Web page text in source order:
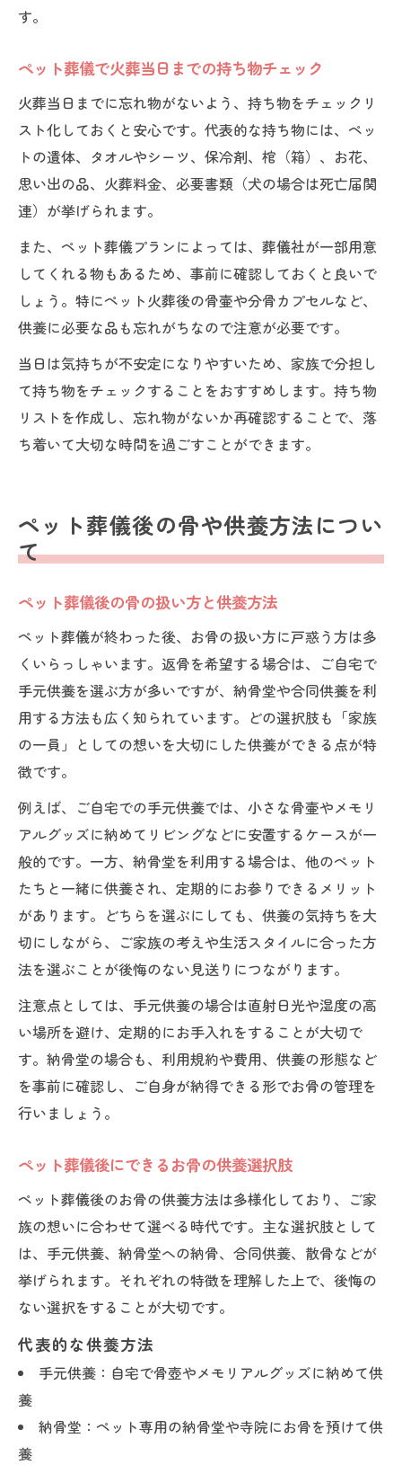
す。
ペット葬儀で火葬当日までの持ち物チェック
火葬当日までに忘れ物がないよう、持ち物をチェックリ
スト化しておくと安心です。代表的な持ち物には、ペッ
トの遺体、タオルやシーツ、保冷剤、棺（箱）、お花、
思い出の品、火葬料金、必要書類（犬の場合は死亡届関
連）が挙げられます。
また、ペット葬儀プランによっては、葬儀社が一部用意
してくれる物もあるため、事前に確認しておくと良いで
しょう。特にペット火葬後の骨壷や分骨カプセルなど、
供養に必要な品も忘れがちなので注意が必要です。
当日は気持ちが不安定になりやすいため、家族で分担し
て持ち物をチェックすることをおすすめします。持ち物
リストを作成し、忘れ物がないか再確認することで、落
ち着いて大切な時間を過ごすことができます。
ペット葬儀後の骨や供養方法につい
て
ペット葬儀後の骨の扱い方と供養方法
ペット葬儀が終わった後、お骨の扱い方に戸惑う方は多
くいらっしゃいます。返骨を希望する場合は、ご自宅で
手元供養を選ぶ方が多いですが、納骨堂や合同供養を利
用する方法も広く知られています。どの選択肢も「家族
の一員」としての想いを大切にした供養ができる点が特
徴です。
例えば、ご自宅での手元供養では、小さな骨壷やメモリ
アルグッズに納めてリビングなどに安置するケースが一
般的です。一方、納骨堂を利用する場合は、他のペット
たちと一緒に供養され、定期的にお参りできるメリット
があります。どちらを選ぶにしても、供養の気持ちを大
切にしながら、ご家族の考えや生活スタイルに合った方
法を選ぶことが後悔のない見送りにつながります。
注意点としては、手元供養の場合は直射日光や湿度の高
い場所を避け、定期的にお手入れをすることが大切で
す。納骨堂の場合も、利用規約や費用、供養の形態など
を事前に確認し、ご自身が納得できる形でお骨の管理を
行いましょう。
ペット葬儀後にできるお骨の供養選択肢
ペット葬儀後のお骨の供養方法は多様化しており、ご家
族の想いに合わせて選べる時代です。主な選択肢として
は、手元供養、納骨堂への納骨、合同供養、散骨などが
挙げられます。それぞれの特徴を理解した上で、後悔の
ない選択をすることが大切です。
代表的な供養方法
手元供養：自宅で骨壺やメモリアルグッズに納めて供
養
納骨堂：ペット専用の納骨堂や寺院にお骨を預けて供
養